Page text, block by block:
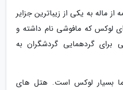
ماله به یکی از زیباترین جزایر
لوکس که مافوشی نام داشته و
برای گردهمایی گردشگران به
بسیار لوکس است. هتل های